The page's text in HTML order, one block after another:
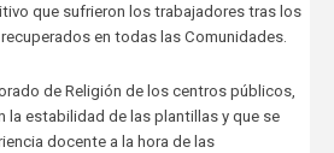
que sufrieron los trabajadores tras los
en todas las Comunidades.
de Religión de los centros públicos,
la estabilidad de las plantillas y que se
docente a la hora de las